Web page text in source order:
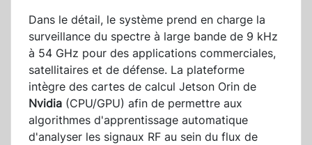
Dans le détail, le système prend en charge la
surveillance du spectre à large bande de 9 kHz
à 54 GHz pour des applications commerciales,
satellitaires et de défense. La plateforme
intègre des cartes de calcul Jetson Orin de
Nvidia (CPU/GPU) afin de permettre aux
algorithmes d'apprentissage automatique
d'analyser les signaux RF au sein du flux de